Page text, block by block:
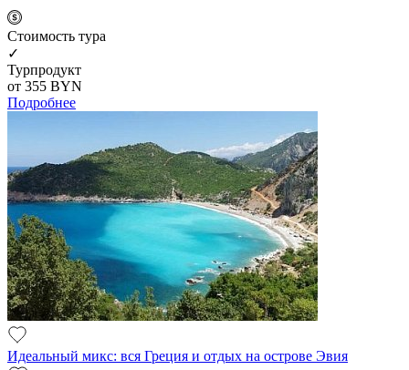
Cтоимость тура
✓
Турпродукт
от 355 BYN
Подробнее
Идеальный микс: вся Греция и отдых на острове Эвия